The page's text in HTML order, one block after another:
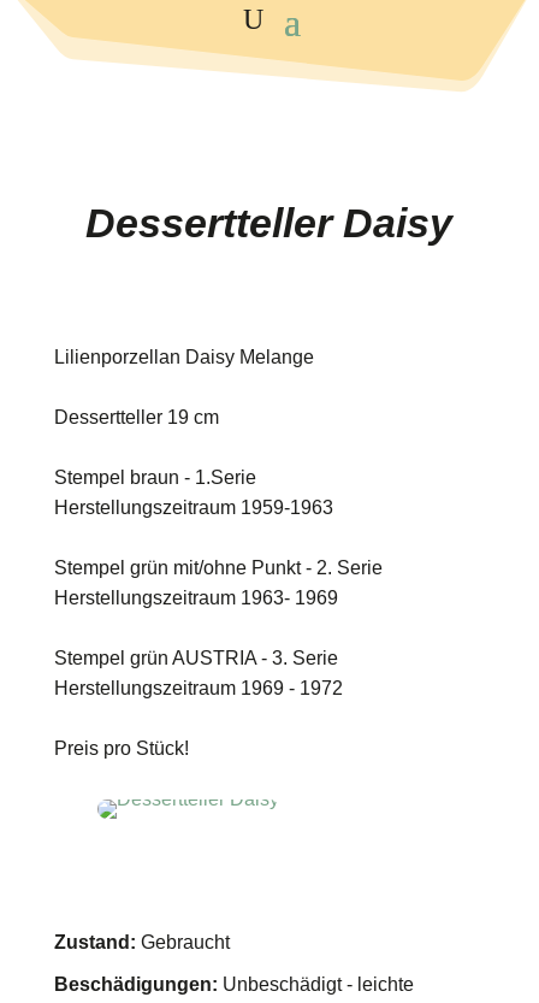
Dessertteller Daisy
Lilienporzellan Daisy Melange
Dessertteller 19 cm
Stempel braun - 1.Serie
Herstellungszeitraum 1959-1963
Stempel grün mit/ohne Punkt - 2. Serie
Herstellungszeitraum 1963- 1969
Stempel grün AUSTRIA - 3. Serie
Herstellungszeitraum 1969 - 1972
Preis pro Stück!
Zustand: Gebraucht
Beschädigungen: Unbeschädigt - leichte